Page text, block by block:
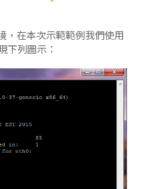
，在本次示範範例我們使用
下列圖示：